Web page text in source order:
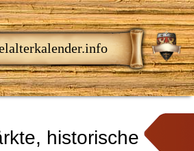
historische